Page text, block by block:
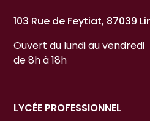
103 Rue de Feytiat, 87039
Ouvert du lundi au vendredi
de 8h à 18h
LYCÉE PROFESSIONNEL